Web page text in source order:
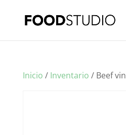
Inicio / Inventario / Beef